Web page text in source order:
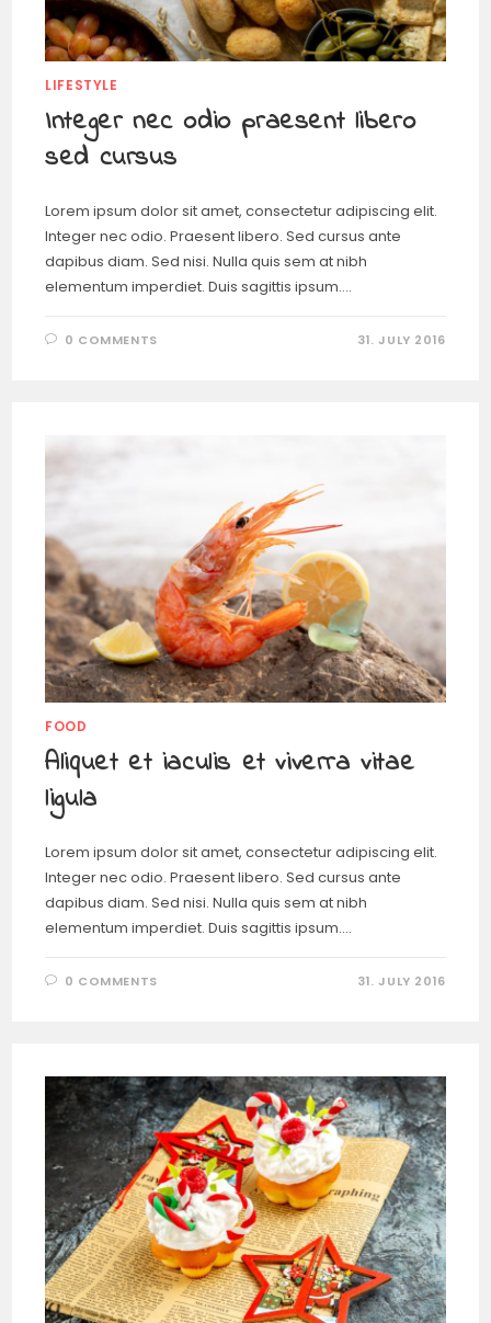
LIFESTYLE
Integer nec odio praesent libero
sed cursus
Lorem ipsum dolor sit amet, consectetur adipiscing elit.
Integer nec odio. Praesent libero. Sed cursus ante
dapibus diam. Sed nisi. Nulla quis sem at nibh
elementum imperdiet. Duis sagittis ipsum.…
0 COMMENTS 31. JULY 2016
FOOD
Aliquet et iaculis et viverra vitae
ligula
Lorem ipsum dolor sit amet, consectetur adipiscing elit.
Integer nec odio. Praesent libero. Sed cursus ante
dapibus diam. Sed nisi. Nulla quis sem at nibh
elementum imperdiet. Duis sagittis ipsum.…
0 COMMENTS 31. JULY 2016